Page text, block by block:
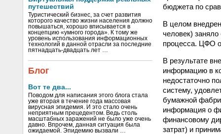
путешествий
Туристический бизнес, за счет развития
которого качество жизни населения должно
повышаться, хорошо вписывается в
концепцию «умного города». К тому же
уровень использования информационных
технологий в данной отрасли за последние
пятнадцать-двадцать лет …
Блог
Вот те два...
Поводом для написания этого блога стала
уже вторая в течение года массовая
вирусная эпидемия. И это стало очень
неприятным прецедентом. Ведь столь
масштабных заражений не было уже очень
давно. Впрочем, данная ситуация была
ожидаемой. Эпидемию вызвали …
бюджета по
В целом
человек)
процесса. ЦФО
В результате
информацию в
недостаточно
систему,
бумажной
информация о
финансовому
затрат) и